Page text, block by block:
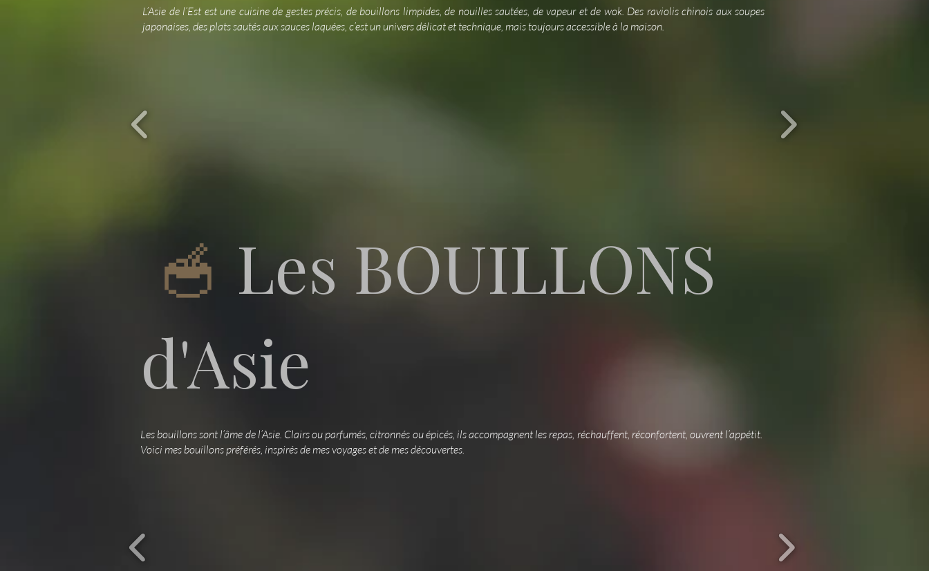
L’Asie de l’Est est une cuisine de gestes précis, de bouillons limpides, de nouilles sautées, de vapeur et de wok. Des raviolis chinois aux soupes
japonaises, des plats sautés aux sauces laquées, c’est un univers délicat et technique, mais toujours accessible à la maison.
🥣 Les BOUILLONS
d'Asie
Les bouillons sont l’âme de l’Asie. Clairs ou parfumés, citronnés ou épicés, ils accompagnent les repas, réchauffent, réconfortent, ouvrent l’appétit.
Voici mes bouillons préférés, inspirés de mes voyages et de mes découvertes.